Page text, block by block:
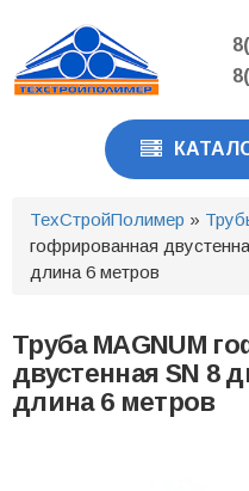
основному
содержанию
ТехСтройПолимер »
гофрированная
длина 6 метров
Труба MAGNUM
двустенная SN 8
длина 6 метров